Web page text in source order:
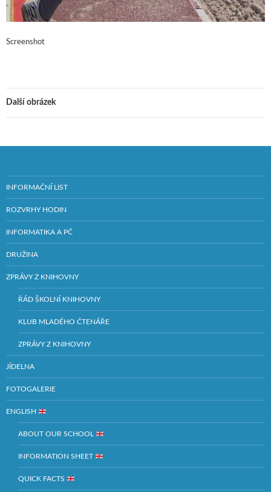
Screenshot
Další obrázek
INFORMAČNÍ LIST
ROZVRHY HODIN
INFORMATIKA A PČ
DRUŽINA
ZPRÁVY Z KNIHOVNY
ŘÁD ŠKOLNÍ KNIHOVNY
KLUB MLADÉHO ČTENÁŘE
ZPRÁVY Z KNIHOVNY
JÍDELNA
FOTOGALERIE
ENGLISH
ABOUT OUR SCHOOL
INFORMATION SHEET
QUICK FACTS